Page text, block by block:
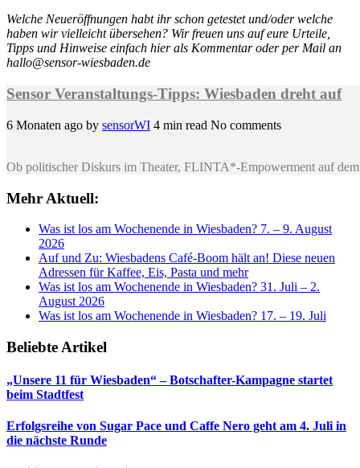
Welche Neueröffnungen habt ihr schon getestet und/oder welche
haben wir vielleicht übersehen? Wir freuen uns auf eure Urteile,
Tipps und Hinweise einfach hier als Kommentar oder per Mail an
hallo@sensor-wiesbaden.de
Sensor Veranstaltungs-Tipps: Wiesbaden dreht auf
6 Monaten ago by sensorWI 4 min read No comments
Ob politischer Diskurs im Theater, FLINTA*-Empowerment auf
Mehr Aktuell:
Was ist los am Wochenende in Wiesbaden? 7. – 9. August
2026
Auf und Zu: Wiesbadens Café-Boom hält an! Diese neuen
Adressen für Kaffee, Eis, Pasta und mehr
Was ist los am Wochenende in Wiesbaden? 31. Juli – 2.
August 2026
Was ist los am Wochenende in Wiesbaden? 17. – 19. Juli
Beliebte Artikel
„Unsere 11 für Wiesbaden“ – Botschafter-Kampagne startet
beim Stadtfest
Erfolgsreihe von Sugar Pace und Caffe Nero geht am 4. Juli in
die nächste Runde